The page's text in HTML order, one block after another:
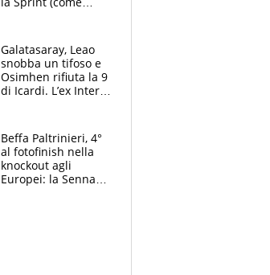
Galatasaray, Leao
snobba un tifoso e
Osimhen rifiuta la 9
di Icardi. L’ex Inter
Beffa Paltrinieri, 4°
al fotofinish nella
knockout agli
Europei: la Senna